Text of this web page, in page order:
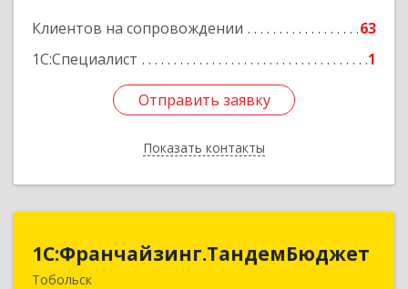
Клиентов на сопровождении
63
1С:Специалист
1
Отправить заявку
Показать контакты
Отправить заявку
Назад
1С:Франчайзинг.ТандемБюджет
Тобольск
1С:Франчайзинг.ТандемБюджет